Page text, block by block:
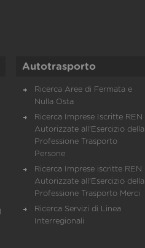
Autotrasporto
Ricerca Aree di Fermata e
Nulla Osta
Ricerca Imprese Iscritte REN
Autorizzate all'Esercizio della
Professione Trasporto
Persone
Ricerca Imprese iscritte REN
Autorizzate all'Esercizio della
Professione Trasporto Merci
Ricerca Servizi di Linea
Interregionali